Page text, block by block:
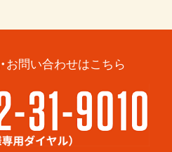
お問い合わせはこちら